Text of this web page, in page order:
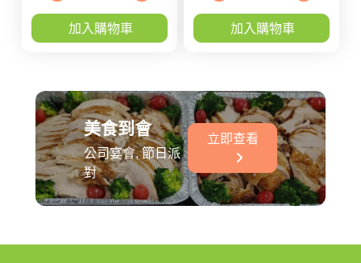
加入購物車 加入購物車
美食到會
公司宴會, 節日派
對
立即查看